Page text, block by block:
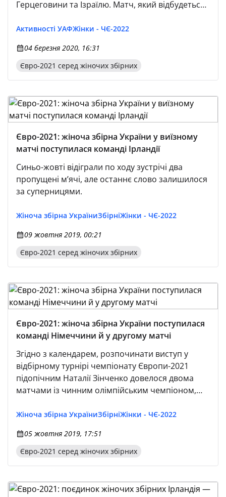
Герцеговини та Ізраїлю. Матч, який відбудеться
з Катериною Усовою. На лініях їй
Марина Стрілецька. Четвертий арбітр —
Людмила Тельбух. Суддівський спостерігач —
Венді Томс (Англія).
Активності УАФЖінки - ЧЄ-2022
04 березня 2020, 16:31
Євро-2021 серед жіночих збірних
Євро-2021: жіноча збірна України у виїзному
матчі поступилася команді Ірландії
Синьо-жовті відіграли по ходу зустрічі два
пропущені м’ячі, але останнє слово залишилося
за суперницями.
Жіноча збірна УкраїниЗбірніЖінки - ЧЄ-2022
09 жовтня 2019, 00:21
Євро-2021 серед жіночих збірних
Євро-2021: жіноча збірна України поступилася
команді Німеччини й у другому матчі
Згідно з календарем, розпочинати виступ у
відбірному турнірі чемпіонату Європи-2021
підопічним Наталії Зінченко довелося двома
матчами із чинним олімпійським чемпіоном,
чемпіоном Європи — збірною Німеччини.
Жіноча збірна УкраїниЗбірніЖінки - ЧЄ-2022
05 жовтня 2019, 17:51
Євро-2021 серед жіночих збірних